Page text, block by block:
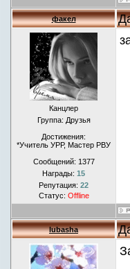
факел
Канцлер
Группа: Друзья
Достижения:
*Учитель УРР, Мастер РВУ
Сообщений: 1377
Награды: 15
Репутация: 22
Статус: Offline
lubasha